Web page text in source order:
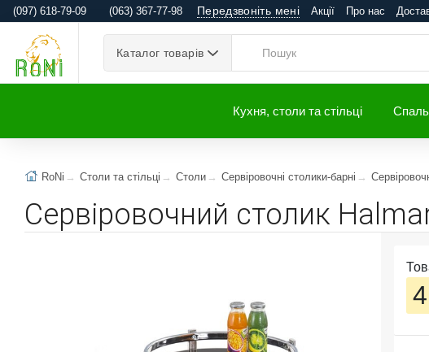
(097) 618-79-09 (063) 367-77-98 Передзвоніть мені Акції Про нас
Каталог товарів
Кухня, столи та стільці
RoNi Столи та стільці Столи Сервіровочні столики-барні
Сервіровочний столик